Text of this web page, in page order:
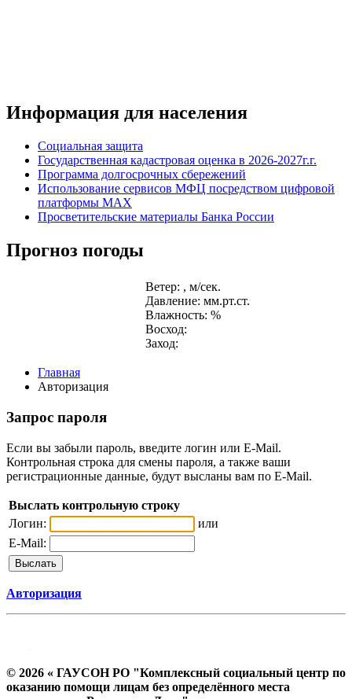
Информация для населения
Социальная защита
Государственная кадастровая оценка в 2026-2027г.г.
Программа долгосрочных сбережений
Использование сервисов МФЦ посредством цифровой
платформы MAX
Просветительские материалы Банка России
Прогноз погоды
Ветер: , м/сек.
Давление: мм.рт.ст.
Влажность: %
Восход:
Заход:
Главная
Авторизация
Запрос пароля
Если вы забыли пароль, введите логин или E-Mail.
Контрольная строка для смены пароля, а также ваши
регистрационные данные, будут высланы вам по E-Mail.
Выслать контрольную строку
Логин:
или
E-Mail:
Авторизация
© 2026 « ГАУСОН РО "Комплексный социальный центр по
оказанию помощи лицам без определённого места